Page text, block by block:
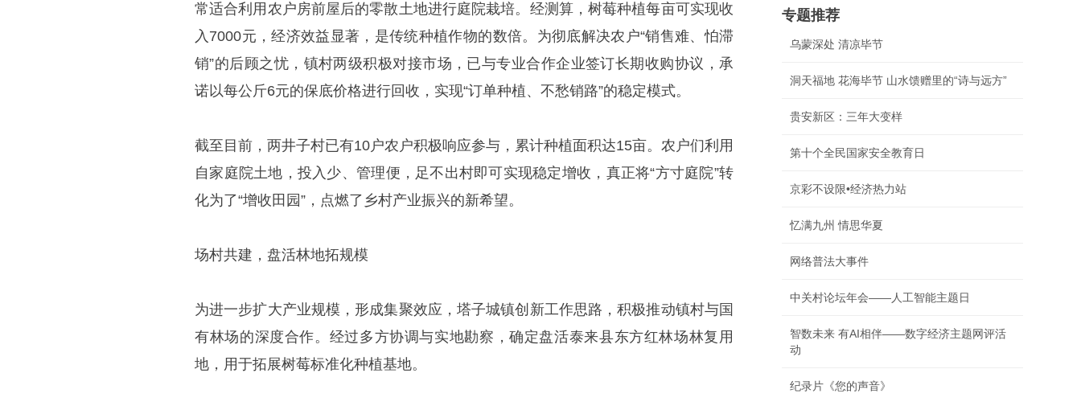
常适合利用农户房前屋后的零散土地进行庭院栽培。经测算，树莓种植每亩可实现收
入7000元，经济效益显著，是传统种植作物的数倍。为彻底解决农户“销售难、怕滞
销”的后顾之忧，镇村两级积极对接市场，已与专业合作企业签订长期收购协议，承
诺以每公斤6元的保底价格进行回收，实现“订单种植、不愁销路”的稳定模式。
截至目前，两井子村已有10户农户积极响应参与，累计种植面积达15亩。农户们利用
自家庭院土地，投入少、管理便，足不出村即可实现稳定增收，真正将“方寸庭院”转
化为了“增收田园”，点燃了乡村产业振兴的新希望。
场村共建，盘活林地拓规模
为进一步扩大产业规模，形成集聚效应，塔子城镇创新工作思路，积极推动镇村与国
有林场的深度合作。经过多方协调与实地勘察，确定盘活泰来县东方红林场林复用
地，用于拓展树莓标准化种植基地。
专题推荐
乌蒙深处 清凉毕节
洞天福地 花海毕节 山水馈赠里的“诗与远方”
贵安新区：三年大变样
第十个全民国家安全教育日
京彩不设限•经济热力站
忆满九州 情思华夏
网络普法大事件
中关村论坛年会——人工智能主题日
智数未来 有AI相伴——数字经济主题网评活
动
纪录片《您的声音》